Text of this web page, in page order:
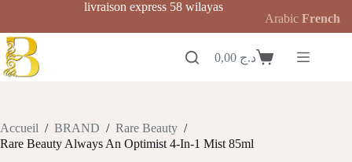
contenu
livraison express 58 wilayas
Panierد.ج
Accueil / BRAND / Rare Beauty /
Rare Beauty Always An Optimist 4-In-1 Mist 85ml
Arabic French